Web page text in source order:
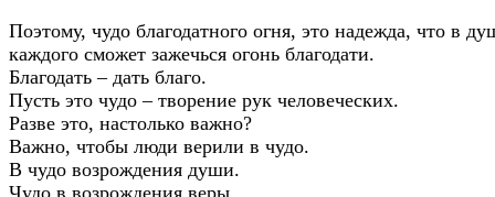
Поэтому, чудо благодатного огня, это надежда, что в
каждого сможет зажечься огонь благодати.
Благодать – дать благо.
Пусть это чудо – творение рук человеческих.
Разве это, настолько важно?
Важно, чтобы люди верили в чудо.
В чудо возрождения души.